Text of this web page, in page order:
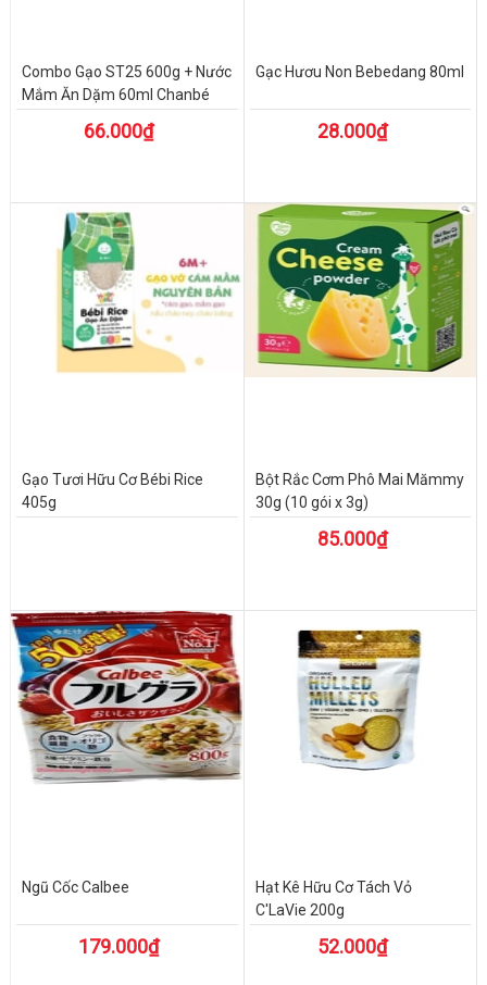
Combo Gạo ST25 600g + Nước
Mắm Ăn Dặm 60ml Chanbé
66.000₫
Gạc Hươu Non Bebedang 80ml
28.000₫
Gạo Tươi Hữu Cơ Bébi Rice
405g
Bột Rắc Cơm Phô Mai Mămmy
30g (10 gói x 3g)
85.000₫
Ngũ Cốc Calbee
179.000₫
Hạt Kê Hữu Cơ Tách Vỏ
C'LaVie 200g
52.000₫